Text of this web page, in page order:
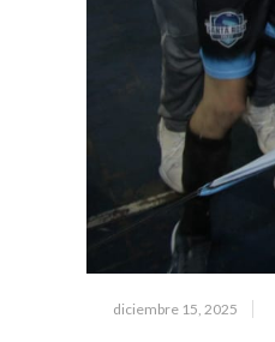
diciembre 15, 2025